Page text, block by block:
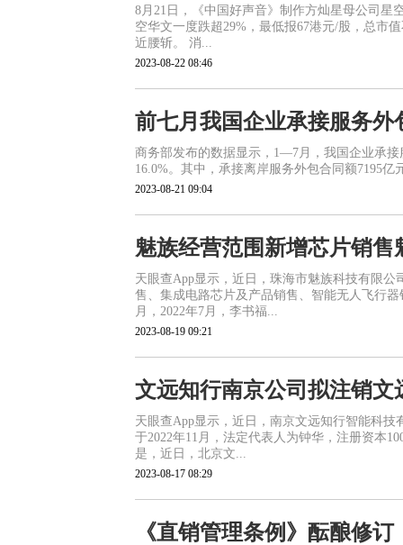
8月21日，《中国好声音》制作方灿星母公司星
空华文一度跌超29%，最低报67港元/股，总市
近腰斩。 消...
2023-08-22 08:46
前七月我国企业承接服务外
商务部发布的数据显示，1—7月，我国企业承接
16.0%。其中，承接离岸服务外包合同额7195
2023-08-21 09:04
魅族经营范围新增芯片销
天眼查App显示，近日，珠海市魅族科技有限
售、集成电路芯片及产品销售、智能无人飞行
月，2022年7月，李书福...
2023-08-19 09:21
文远知行南京公司拟注销
天眼查App显示，近日，南京文远知行智能科
于2022年11月，法定代表人为钟华，注册资本
是，近日，北京文...
2023-08-17 08:29
《直销管理条例》酝酿修